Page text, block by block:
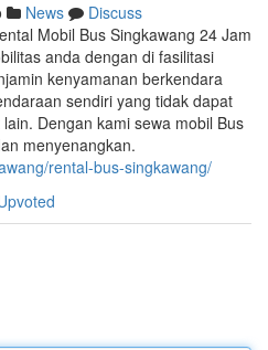
News
Discuss
Mobil Bus Singkawang 24 Jam
anda dengan di fasilitasi
kenyamanan berkendara
sendiri yang tidak dapat
Dengan kami sewa mobil Bus
menyenangkan.
rental-bus-singkawang/